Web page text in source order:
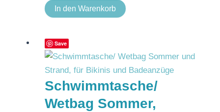
In den Warenkorb
Save
Schwimmtasche/
Wetbag Sommer,